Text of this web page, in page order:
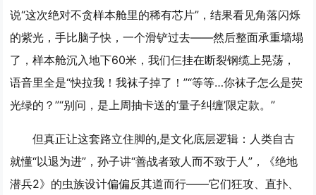
说“这次绝对不贪样本舱里的稀有芯片”，结果看见角落闪烁
的紫光，手比脑子快，一个滑铲过去——然后整面承重墙塌
了，样本舱沉入地下60米，我们仨挂在断裂钢缆上晃荡，
语音里全是“快拉我！我袜子掉了！”“等等…你袜子怎么是荧
光绿的？”“别问，是上周抽卡送的‘量子纠缠’限定款。”
但真正让这套路立住脚的,是文化底层逻辑：人类自古
就懂“以退为进”，孙子讲“善战者致人而不致于人”，《绝地
潜兵2》的虫族设计偏偏反其道而行——它们狂攻、直扑、